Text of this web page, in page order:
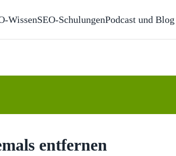
WissenSEO-SchulungenPodcast und Blog
entfernen